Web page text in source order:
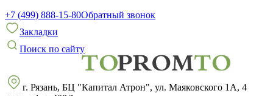
+7 (499) 888-15-80Обратный звонок
Закладки
Поиск по сайту
г. Рязань, БЦ "Капитал Атрон", ул. Маяковского 1А, 4